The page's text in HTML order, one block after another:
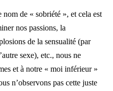
de « sobriété », et cela est
nos passions, la
de la sensualité (par
sexe), etc., nous ne
et à notre « moi inférieur »
n’observons pas cette juste